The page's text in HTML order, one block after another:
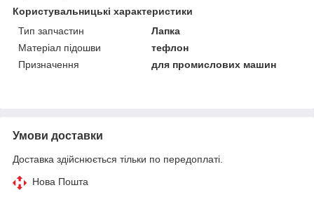
Користувальницькі характеристики
Тип запчастин
Лапка
Матеріал підошви
тефлон
Призначення
для промислових машин
Умови доставки
Доставка здійснюється тільки по передоплаті.
Нова Пошта